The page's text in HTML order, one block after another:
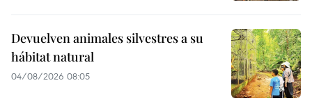
Devuelven animales silvestres a su
hábitat natural
04/08/2026 08:05